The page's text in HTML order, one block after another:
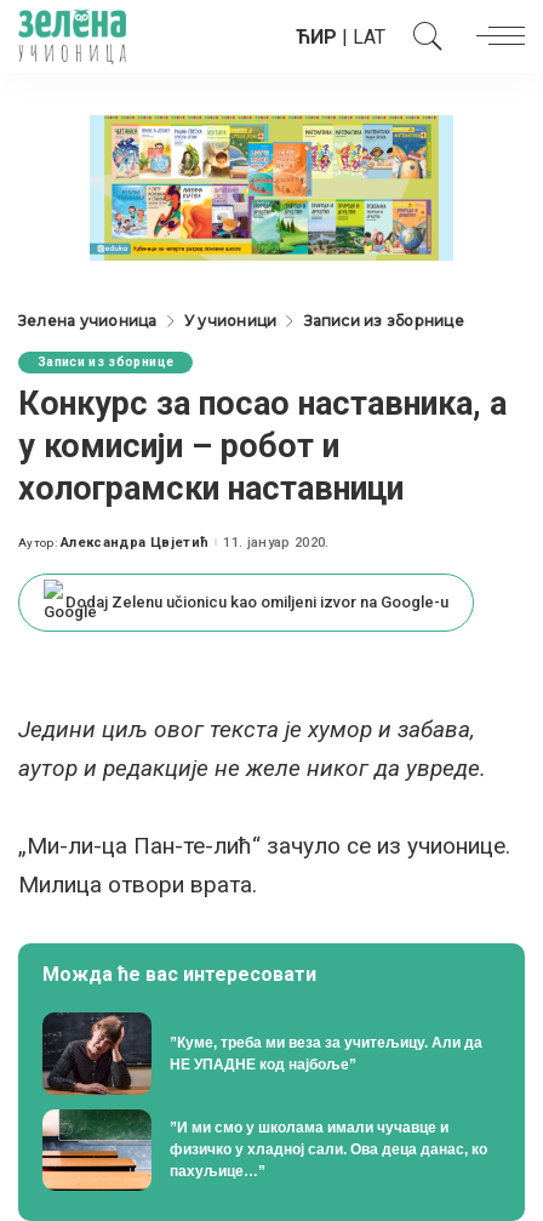
ЋИР | LAT
Зелена учионица У учионици Записи из зборнице
Записи из зборнице
Конкурс за посао наставника, а
у комисији – робот и
холограмски наставници
Posted
Аутор: Александра Цвјетић 11. јануар 2020.
Dodaj Zelenu učionicu kao omiljeni izvor na Google-u
Једини циљ овог текста је хумор и забава,
аутор и редакције не желе никог да увреде.
„Ми-ли-ца Пан-те-лић“ зачуло се из учионице.
Милица отвори врата.
Можда ће вас интересовати
”Куме, треба ми веза за учитељицу. Али да
НЕ УПАДНЕ код најбоље”
”И ми смо у школама имали чучавце и
физичко у хладној сали. Ова деца данас, ко
пахуљице…”